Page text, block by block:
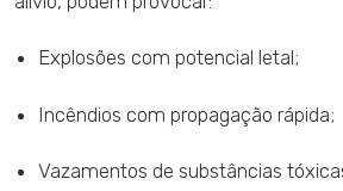
Explosões com potencial letal;
Incêndios com propagação rápida;
Vazamentos de substâncias